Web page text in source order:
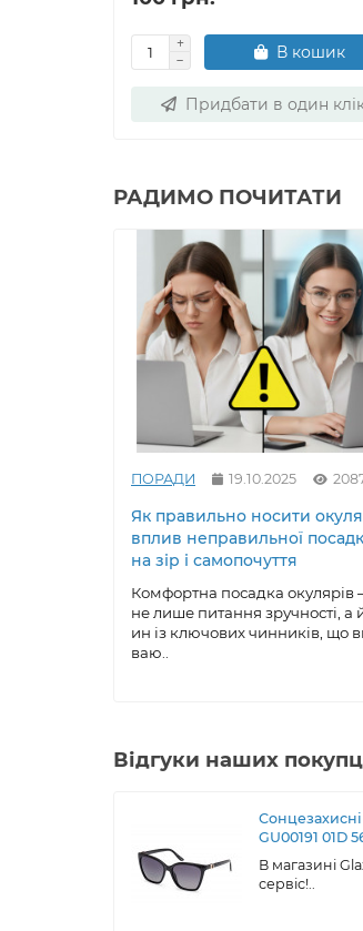
В кошик
Придбати в один
РАДИМО ПОЧИТАТИ
ПОРАДИ 19.10.2025
Як правильно носити
вплив неправильної
на зір і самопочуття
Комфортна посадка окулярів
не лише питання зручності, а
ин із ключових чинників, що
ваю..
Відгуки наших
GU00191 01D
В магазині
сервіс!..